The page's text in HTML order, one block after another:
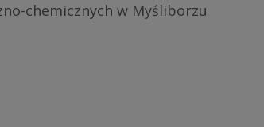
chemicznych w Myśliborzu